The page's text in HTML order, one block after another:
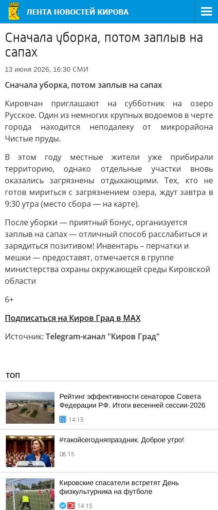
Сначала уборка, потом заплыв на
сапах
13 июня 2026, 16:30 СМИ
Сначала уборка, потом заплыв на сапах
Кировчан приглашают на субботник на озеро
Русское. Один из немногих крупных водоемов в черте
города находится неподалеку от микрорайона
Чистые пруды.
В этом году местные жители уже прибирали
территорию, однако отдельные участки вновь
оказались загрязнены отдыхающими. Тех, кто не
готов мириться с загрязнением озера, ждут завтра в
9:30 утра (место сбора — на карте).
После уборки — приятный бонус, организуется
заплыв на сапах — отличный способ расслабиться и
зарядиться позитивом! Инвентарь – перчатки и
мешки — предоставят, отмечается в группе
министерства охраны окружающей среды Кировской
области
6+
Подписаться на Киров Град в MAX
Источник: Telegram-канал "Киров Град"
ТОП
Рейтинг эффективности сенаторов Совета
Федерации РФ. Итоги весенней сессии-2026
14:15
#такойсегодняпраздник. Доброе утро!
08:15
Кировские спасатели встретят День
физкультурника на футболе
14:15